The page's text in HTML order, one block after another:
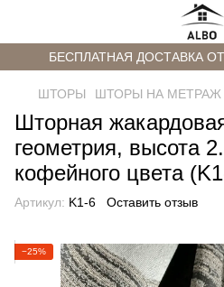
БЕСПЛАТНАЯ ДОСТАВКА
ШТОРЫ ШТОРЫ НА МЕТРАЖ
Шторная
геометрия, высота
кофейного цвета
Артикул: K1-6 Оставить отзыв
−25%